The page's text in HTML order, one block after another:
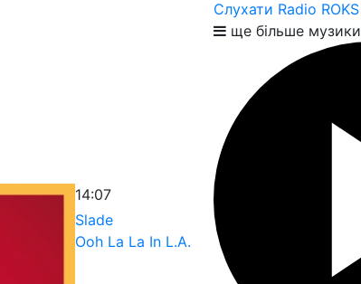
14:07
Slade
Ooh La La In L.A.
Слухати Radio ROKS
ще більше музики